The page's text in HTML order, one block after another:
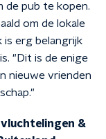
de pub te kopen.
om de lokale
is erg belangrijk
"Dit is de enige
nieuwe vrienden
&